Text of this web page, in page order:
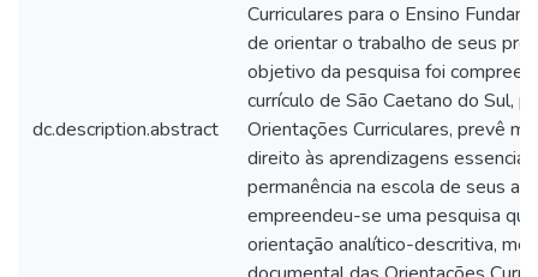
dc.description.abstract
Curriculares para o Ensino
de orientar o trabalho de seus
objetivo da pesquisa foi
currículo de São Caetano do Sul,
Orientações Curriculares, prevê
direito às aprendizagens
permanência na escola de seus
empreendeu-se uma pesquisa
orientação analítico-descritiva,